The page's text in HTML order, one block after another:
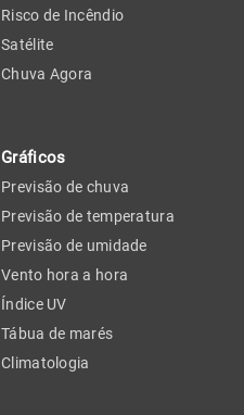
Risco de Incêndio
Satélite
Chuva Agora
Gráficos
Previsão de chuva
Previsão de temperatura
Previsão de umidade
Vento hora a hora
Índice UV
Tábua de marés
Climatologia